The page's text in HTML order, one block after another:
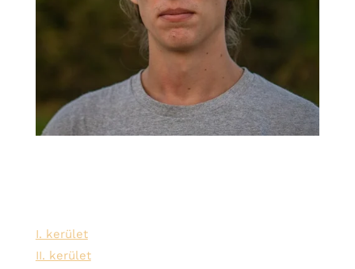
I. kerület
II. kerület